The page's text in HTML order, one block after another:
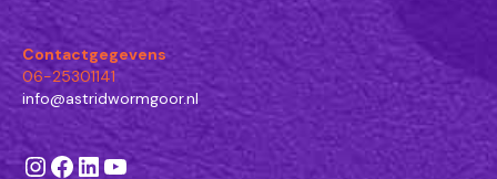
Contactgegevens
06-25301141
info@astridwormgoor.nl
Instagram
Facebook
LinkedIn
YouTube